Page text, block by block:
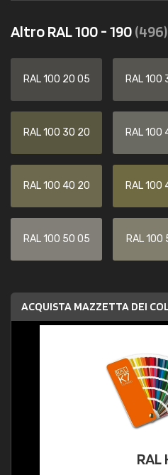
Altro RAL 100 - 190(496)
RAL 100 20 05 RAL 100
RAL 100 30 20 RAL 100
RAL 100 40 20 RAL 100
RAL 100 50 05 RAL 100
ACQUISTA MAZZETTA DEI
RAL